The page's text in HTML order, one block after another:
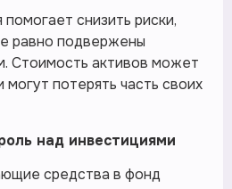
снизить риски,
равно подвержены
Стоимость активов может
могут потерять часть своих
над инвестициями
средства в фонд